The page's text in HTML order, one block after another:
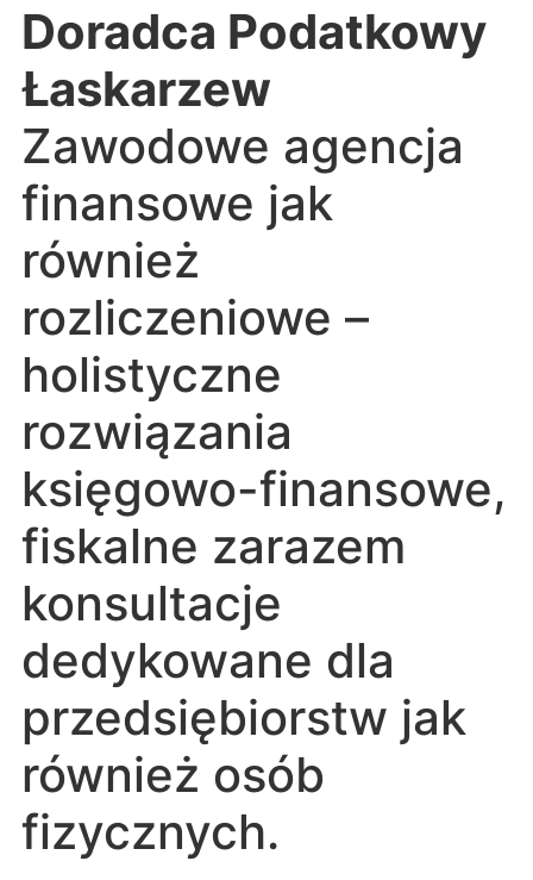
Doradca Podatkowy
Łaskarzew
Zawodowe agencja
finansowe jak
również
rozliczeniowe –
holistyczne
rozwiązania
księgowo-finansowe,
fiskalne zarazem
konsultacje
dedykowane dla
przedsiębiorstw jak
również osób
fizycznych.